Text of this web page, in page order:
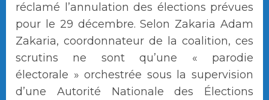
réclamé l’annulation des élections prévues
pour le 29 décembre. Selon Zakaria Adam
Zakaria, coordonnateur de la coalition, ces
scrutins ne sont qu’une « parodie
électorale » orchestrée sous la supervision
d’une Autorité Nationale des Élections